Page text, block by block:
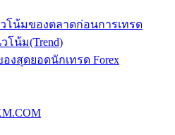
โน้มของตลาดก่อนการเทรด
โน้ม(Trend)
งสุดยอดนักเทรด Forex